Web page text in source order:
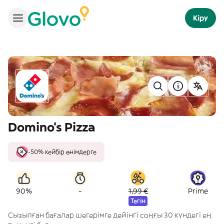
Кіру
Domino's Pizza
-50% кейбір өнімдерге
90% - 1,99 €
Тегін
Prime
Сызылған бағалар шегерімге дейінгі соңғы 30 күндегі ең